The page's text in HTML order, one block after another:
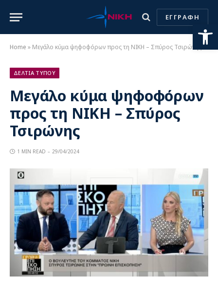
ΕΓΓΡΑΦΗ
Home » Μεγάλο κύμα ψηφοφόρων προς τη ΝΙΚΗ – Σπύρος Τσιρώνης
ΔΕΛΤΙΑ ΤΥΠΟΥ
Μεγάλο κύμα ψηφοφόρων
προς τη ΝΙΚΗ – Σπύρος
Τσιρώνης
1 MIN READ 29/04/2024